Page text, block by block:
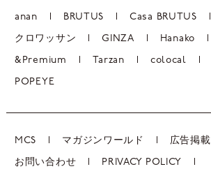
anan BRUTUS Casa BRUTUS
クロワッサン GINZA Hanako
&Premium Tarzan colocal
POPEYE
MCS マガジンワールド 広告掲載
お問い合わせ PRIVACY POLICY